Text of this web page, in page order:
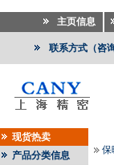
主页信息
联系方式（咨
现货热卖
产品分类信息
保